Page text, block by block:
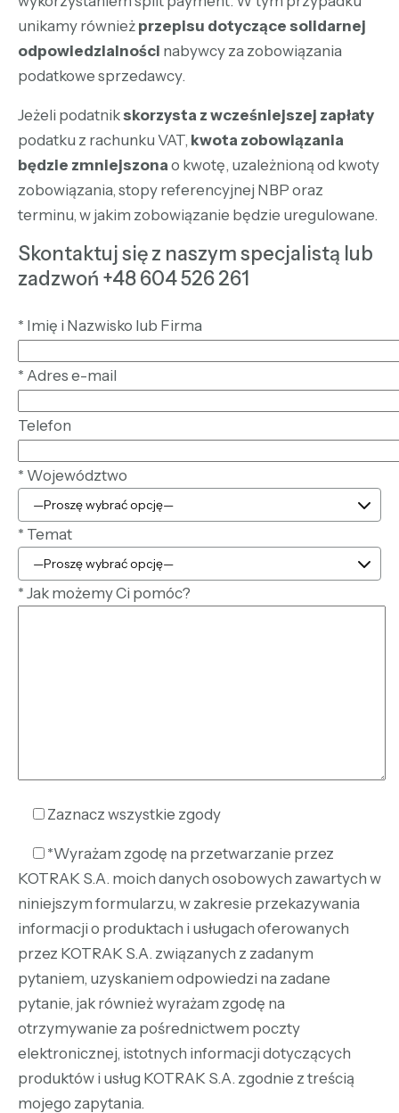
unikamy również przepisu dotyczące solidarnej
odpowiedzialności nabywcy za zobowiązania
podatkowe sprzedawcy.
Jeżeli podatnikskorzysta z wcześniejszej zapłaty
podatku z rachunku VAT, kwota zobowiązania
będzie zmniejszona o kwotę, uzależnioną od kwoty
zobowiązania, stopy referencyjnej NBP oraz
terminu, w jakim zobowiązanie będzie uregulowane.
Skontaktuj się z naszym specjalistą lub
zadzwoń +48 604 526 261
* Imię i Nazwisko lub Firma
* Adres e-mail
Telefon
* Województwo
* Temat
* Jak możemy Ci pomóc?
Zaznacz wszystkie zgody
*Wyrażam zgodę na przetwarzanie przez
KOTRAK S.A. moich danych osobowych zawartych w
niniejszym formularzu, w zakresie przekazywania
informacji o produktach i usługach oferowanych
przez KOTRAK S.A. związanych z zadanym
pytaniem, uzyskaniem odpowiedzi na zadane
pytanie, jak również wyrażam zgodę na
otrzymywanie za pośrednictwem poczty
elektronicznej, istotnych informacji dotyczących
produktów i usług KOTRAK S.A. zgodnie z treścią
mojego zapytania.